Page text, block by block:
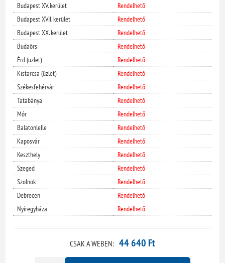
Budapest XV. kerület
Rendelhető
Budapest XVII. kerület
Rendelhető
Budapest XX. kerület
Rendelhető
Budaörs
Rendelhető
Érd (üzlet)
Rendelhető
Kistarcsa (üzlet)
Rendelhető
Székesfehérvár
Rendelhető
Tatabánya
Rendelhető
Mór
Rendelhető
Balatonlelle
Rendelhető
Kaposvár
Rendelhető
Keszthely
Rendelhető
Szeged
Rendelhető
Szolnok
Rendelhető
Debrecen
Rendelhető
Nyíregyháza
Rendelhető
CSAK A WEBEN: 44 640 Ft